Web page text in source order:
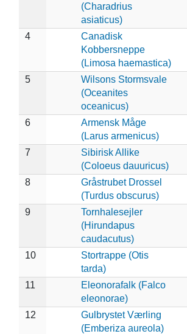
(Charadrius
asiaticus)
4
Canadisk
Kobbersneppe
(Limosa haemastica)
5
Wilsons Stormsvale
(Oceanites
oceanicus)
6
Armensk Måge
(Larus armenicus)
7
Sibirisk Allike
(Coloeus dauuricus)
8
Gråstrubet Drossel
(Turdus obscurus)
9
Tornhalesejler
(Hirundapus
caudacutus)
10
Stortrappe (Otis
tarda)
11
Eleonorafalk (Falco
eleonorae)
12
Gulbrystet Værling
(Emberiza aureola)